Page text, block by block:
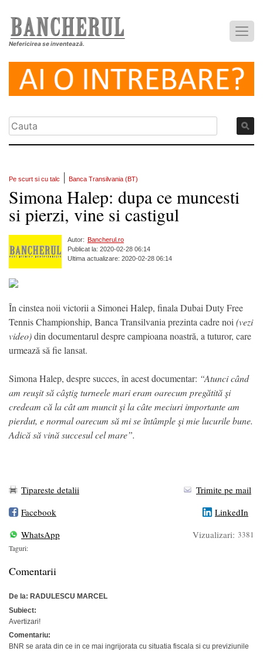
Nefericirea se inventează.
Pe scurt si cu talc Banca Transilvania (BT)
Simona Halep: dupa ce muncesti
si pierzi, vine si castigul
Autor: Bancherul.ro
Publicat la: 2020-02-28 06:14
Ultima actualizare: 2020-02-28 06:14
În cinstea noii victorii a Simonei Halep, finala Dubai Duty Free
Tennis Championship, Banca Transilvania prezinta cadre noi (vezi
video)din documentarul despre campioana noastră, a tuturor, care
urmează să fie lansat.
Simona Halep, despre succes, în acest documentar: “Atunci când
am reuşit să câştig turneele mari eram oarecum pregătită şi
credeam că la cât am muncit şi la câte meciuri importante am
pierdut, e normal oarecum să mi se întâmple şi mie lucurile bune.
Adică să vină succesul cel mare”.
Tipareste detalii
Trimite pe mail
Facebook
LinkedIn
WhatsApp
Vizualizari: 3381
Taguri:
Comentarii
De la: RADULESCU MARCEL
Subiect:
Avertizari!
Comentariu:
BNR se arata din ce in ce mai ingrijorata cu situatia fiscala si cu previziunile